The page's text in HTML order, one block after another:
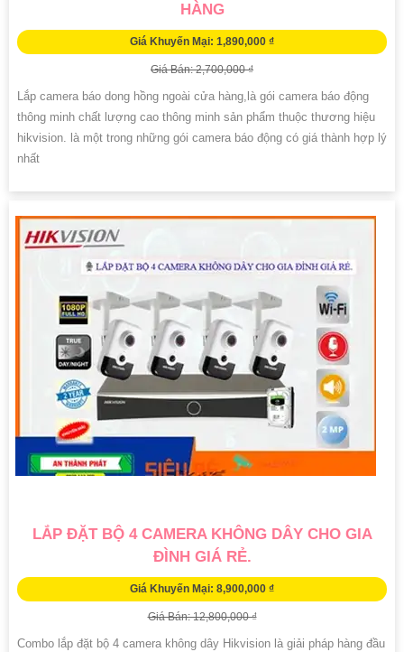
HÀNG
Giá Khuyến Mại: 1,890,000 ₫
Giá Bán: 2,700,000 ₫
Lắp camera báo dong hồng ngoài cửa hàng,là gói camera báo động
thông minh chất lượng cao thông minh sản phẩm thuộc thương hiệu
hikvision. là một trong những gói camera báo động có giá thành hợp lý
nhất
LẮP ĐẶT BỘ 4 CAMERA KHÔNG DÂY CHO GIA
ĐÌNH GIÁ RẺ.
Giá Khuyến Mại: 8,900,000 ₫
Giá Bán: 12,800,000 ₫
Combo lắp đặt bộ 4 camera không dây Hikvision là giải pháp hàng đầu